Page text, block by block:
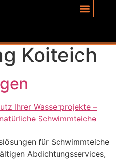
Koiteich
für Schwimmteiche
Abdichtungsservices,